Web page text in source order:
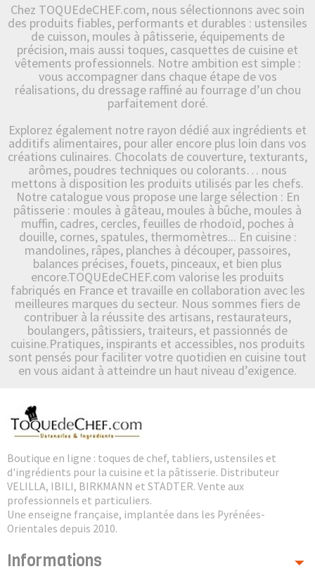
Chez TOQUEdeCHEF.com, nous sélectionnons avec soin
des produits fiables, performants et durables : ustensiles
de cuisson, moules à pâtisserie, équipements de
précision, mais aussi toques, casquettes de cuisine et
vêtements professionnels. Notre ambition est simple :
vous accompagner dans chaque étape de vos
réalisations, du dressage raffiné au fourrage d’un chou
parfaitement doré.
Explorez également notre rayon dédié aux ingrédients et
additifs alimentaires, pour aller encore plus loin dans vos
créations culinaires. Chocolats de couverture, texturants,
arômes, poudres techniques ou colorants… nous
mettons à disposition les produits utilisés par les chefs.
Notre catalogue vous propose une large sélection : En
pâtisserie : moules à gâteau, moules à bûche, moules à
muffin, cadres, cercles, feuilles de rhodoïd, poches à
douille, cornes, spatules, thermomètres... En cuisine :
mandolines, râpes, planches à découper, passoires,
balances précises, fouets, pinceaux, et bien plus
encore.TOQUEdeCHEF.com valorise les produits
fabriqués en France et travaille en collaboration avec les
meilleures marques du secteur. Nous sommes fiers de
contribuer à la réussite des artisans, restaurateurs,
boulangers, pâtissiers, traiteurs, et passionnés de
cuisine.Pratiques, inspirants et accessibles, nos produits
sont pensés pour faciliter votre quotidien en cuisine tout
en vous aidant à atteindre un haut niveau d’exigence.
Boutique en ligne : toques de chef, tabliers, ustensiles et
d'ingrédients pour la cuisine et la pâtisserie. Distributeur
VELILLA, IBILI, BIRKMANN et STADTER. Vente aux
professionnels et particuliers.
Une enseigne française, implantée dans les Pyrénées-
Orientales depuis 2010.
Informations